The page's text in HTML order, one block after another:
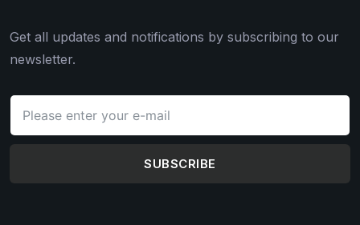
Get all updates and notifications by subscribing to our
newsletter.
SUBSCRIBE